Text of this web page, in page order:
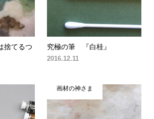
捨てるつ
究極の筆 『白桂』
2016.12.11
画材の神さま